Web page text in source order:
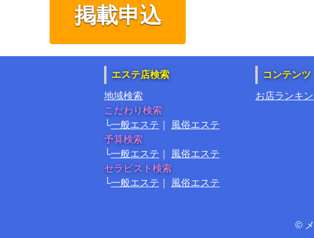
掲載申込
エステ店検索
地域検索
こだわり検索
一般エステ
風俗エステ
予算検索
一般エステ
風俗エステ
セラピスト検索
一般エステ
風俗エステ
コンテンツ
お店ランキ
©